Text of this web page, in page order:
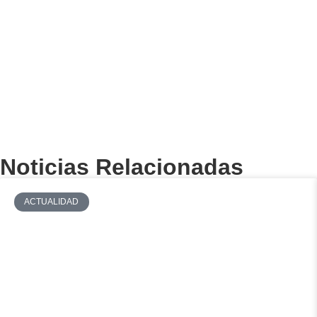
Noticias Relacionadas
ACTUALIDAD